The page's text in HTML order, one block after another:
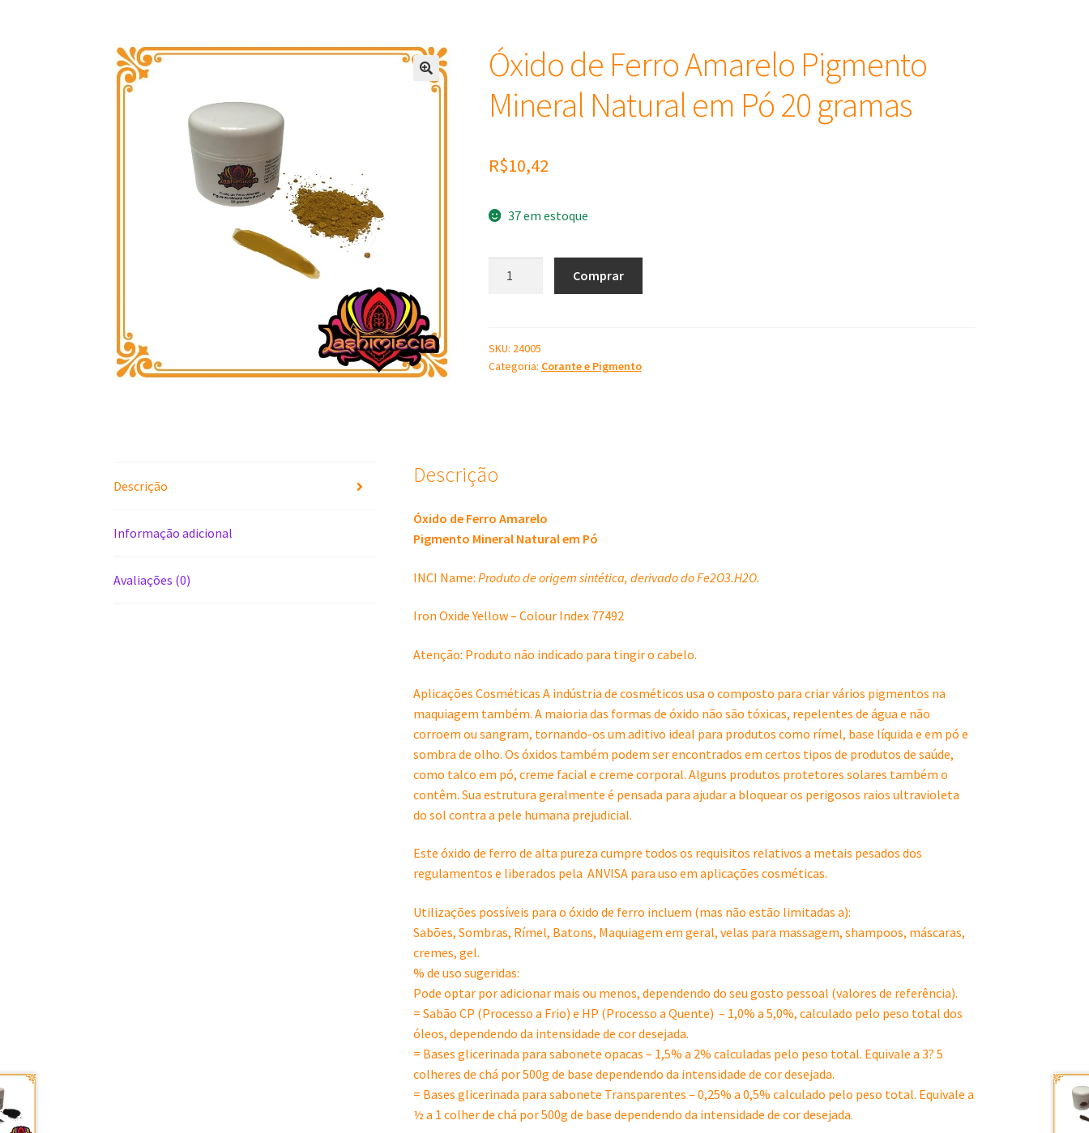
Óxido de Ferro Amarelo Pigmento
Mineral Natural em Pó 20 gramas
R$10,42
37 em estoque
Pigmento
Mineral
gramas
Comprar
SKU: 24005
Categoria: Corante e Pigmento
Descrição
Informação adicional
Avaliações (0)
Descrição
Óxido de Ferro Amarelo
Pigmento Mineral Natural em Pó
INCI Name:Produto de origem sintética, derivado do Fe2O3.H2O.
Iron Oxide Yellow – Colour Index 77492
Atenção: Produto não indicado para tingir o cabelo.
Aplicações Cosméticas A indústria de cosméticos usa o composto para criar vários pigmentos na
maquiagem também. A maioria das formas de óxido não são tóxicas, repelentes de água e não
corroem ou sangram, tornando-os um aditivo ideal para produtos como rímel, base líquida e em pó e
sombra de olho. Os óxidos também podem ser encontrados em certos tipos de produtos de saúde,
como talco em pó, creme facial e creme corporal. Alguns produtos protetores solares também o
contêm. Sua estrutura geralmente é pensada para ajudar a bloquear os perigosos raios ultravioleta
do sol contra a pele humana prejudicial.
Este óxido de ferro de alta pureza cumpre todos os requisitos relativos a metais pesados dos
regulamentos e liberados pela ANVISA para uso em aplicações cosméticas.
Utilizações possíveis para o óxido de ferro incluem (mas não estão limitadas a):
Sabões, Sombras, Rímel, Batons, Maquiagem em geral, velas para massagem, shampoos, máscaras,
cremes, gel.
% de uso sugeridas:
Pode optar por adicionar mais ou menos, dependendo do seu gosto pessoal (valores de referência).
= Sabão CP (Processo a Frio) e HP (Processo a Quente) – 1,0% a 5,0%, calculado pelo peso total dos
óleos, dependendo da intensidade de cor desejada.
= Bases glicerinada para sabonete opacas – 1,5% a 2% calculadas pelo peso total. Equivale a 3? 5
colheres de chá por 500g de base dependendo da intensidade de cor desejada.
= Bases glicerinada para sabonete Transparentes – 0,25% a 0,5% calculado pelo peso total. Equivale a
½ a 1 colher de chá por 500g de base dependendo da intensidade de cor desejada.